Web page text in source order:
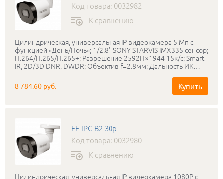
Код товара: 0032982
К сравнению
Цилиндрическая, универсальная IP видеокамера 5 Мп с
функцией «День/Ночь»; 1/2.8'' SONY STARVIS IMX335 сенсор;
Н.264/H.265/H.265+; Разрешение 2592H×1944 15к/с; Smart
IR, 2D/3D DNR, DWDR; Объектив f=2.8мм; Дальность ИК
вход/выход; Мобильные платформы Android/IOS; IP66;
DC12V, POE IEEE 802.3af.
8 784.60 руб. Купить
FE-IPC-B2-30p
Код товара: 0032980
К сравнению
Цилиндрическая, универсальная IP видеокамера 1080P с